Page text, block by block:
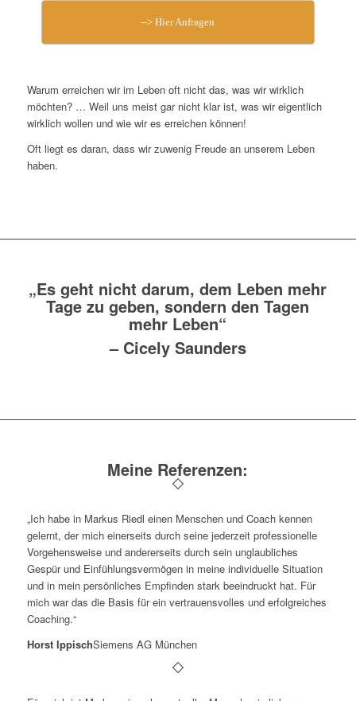
--> Hier Anfragen
Warum erreichen wir im Leben oft nicht das, was wir wirklich
möchten? … Weil uns meist gar nicht klar ist, was wir eigentlich
wirklich wollen und wie wir es erreichen können!
Oft liegt es daran, dass wir zuwenig Freude an unserem Leben
haben.
„Es geht nicht darum, dem Leben mehr
Tage zu geben, sondern den Tagen
mehr Leben“
–Cicely Saunders
Meine Referenzen:
„Ich habe in Markus Riedl einen Menschen und Coach kennen
gelernt, der mich einerseits durch seine jederzeit professionelle
Vorgehensweise und andererseits durch sein unglaubliches
Gespür und Einfühlungsvermögen in meine individuelle Situation
und in mein persönliches Empfinden stark beeindruckt hat. Für
mich war das die Basis für ein vertrauensvolles und erfolgreiches
Coaching.“
Horst IppischSiemens AG München